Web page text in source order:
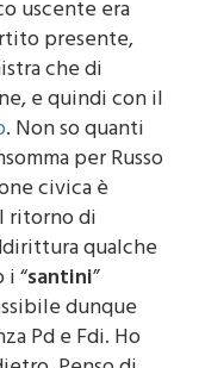
uscente era
presente,
che di
e quindi con il
. Non so quanti
per Russo
civica è
ritorno di
qualche
“santini”
dunque
Pd e Fdi. Ho